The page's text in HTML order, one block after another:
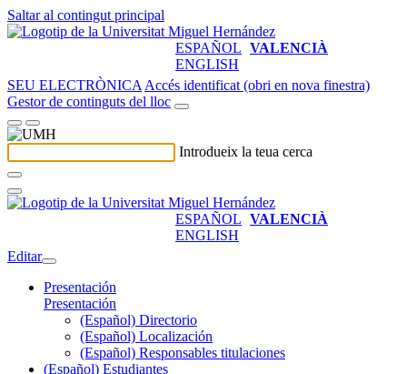
Saltar al contingut principal
ESPAÑOL VALENCIÀ
ENGLISH
SEU ELECTRÒNICA Accés identificat (obri en nova finestra)
Gestor de continguts del lloc
Introdueix la teua cerca
ESPAÑOL VALENCIÀ
ENGLISH
Editar
Presentación
Presentación
(Español) Directorio
(Español) Localización
(Español) Responsables titulaciones
(Español) Estudiantes